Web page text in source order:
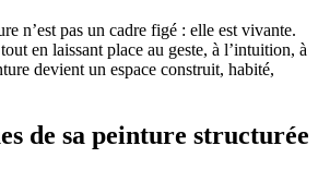
n’est pas un cadre figé : elle est vivante.
en laissant place au geste, à l’intuition, à
devient un espace construit, habité,
de sa peinture structurée